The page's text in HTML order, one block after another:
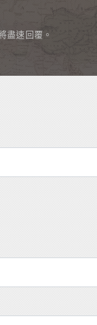
盡速回覆。